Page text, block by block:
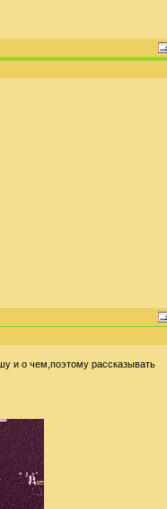
и о чем,поэтому рассказывать